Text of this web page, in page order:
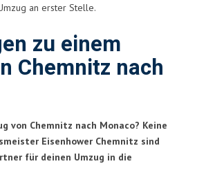
an erster Stelle.
zu einem
Chemnitz nach
von Chemnitz nach Monaco? Keine
Eisenhower Chemnitz sind
für deinen Umzug in die